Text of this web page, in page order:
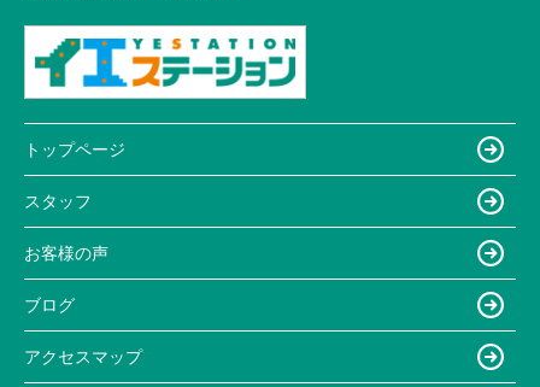
トップページ
スタッフ
お客様の声
ブログ
アクセスマップ